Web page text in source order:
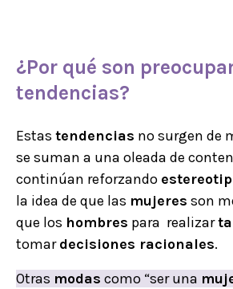
¿Por qué son
tendencias?
Estas tendencias no surgen de
se suman a una oleada de
continúan reforzando
la idea de que las mujeres son
que los hombres para realizar
tomardecisiones racionales.
Otras modas como “ser una